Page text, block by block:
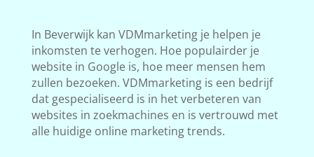
In Beverwijk kan VDMmarketing je helpen je
inkomsten te verhogen. Hoe populairder je
website in Google is, hoe meer mensen hem
zullen bezoeken. VDMmarketing is een bedrijf
dat gespecialiseerd is in het verbeteren van
websites in zoekmachines en is vertrouwd met
alle huidige online marketing trends.